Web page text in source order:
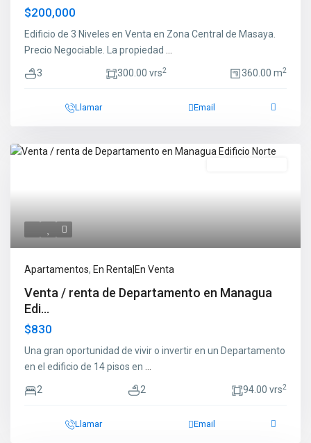
$200,000
Edificio de 3 Niveles en Venta en Zona Central de Masaya.
Precio Negociable. La propiedad
3 300.00 vrs2 360.00 m2
Llamar Email
Apartamentos, En Renta|En Venta
Venta / renta de Departamento en Managua
Edi...
$830
Una gran oportunidad de vivir o invertir en un Departamento
en el edificio de 14 pisos en
2 2 94.00 vrs2
Llamar Email